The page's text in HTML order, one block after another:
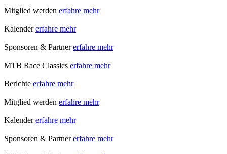
Mitglied werden erfahre mehr
Kalender erfahre mehr
Sponsoren & Partner erfahre mehr
MTB Race Classics erfahre mehr
Berichte erfahre mehr
Mitglied werden erfahre mehr
Kalender erfahre mehr
Sponsoren & Partner erfahre mehr